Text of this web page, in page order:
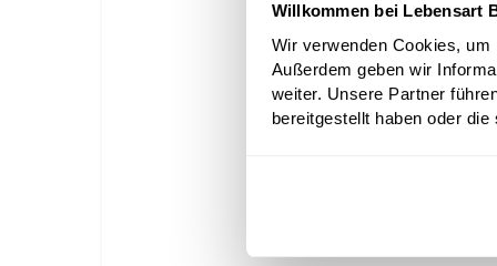
Willkommen bei Lebensart
Wir verwenden Cookies,
Außerdem geben wir
weiter. Unsere Partner
bereitgestellt haben oder